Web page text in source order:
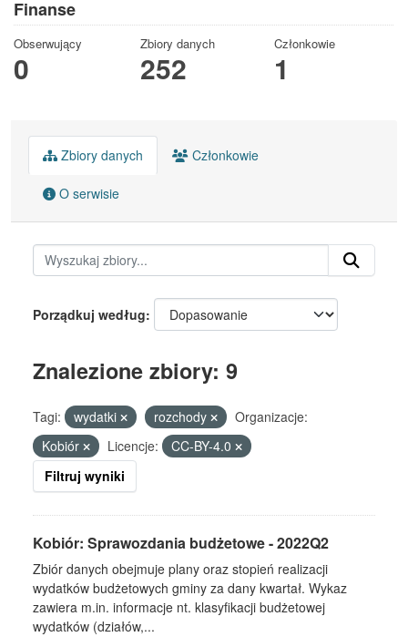
Finanse
Obserwujący
0
Zbiory danych
252
Członkowie
1
Zbiory danych Członkowie
O serwisie
Porządkuj według
Znalezione zbiory: 9
Tagi: wydatki rozchody
Organizacje:
Kobiór
Licencje:
CC-BY-4.0
Filtruj wyniki
Kobiór: Sprawozdania budżetowe - 2022Q2
Zbiór danych obejmuje plany oraz stopień realizacji
wydatków budżetowych gminy za dany kwartał. Wykaz
zawiera m.in. informacje nt. klasyfikacji budżetowej
wydatków (działów,...